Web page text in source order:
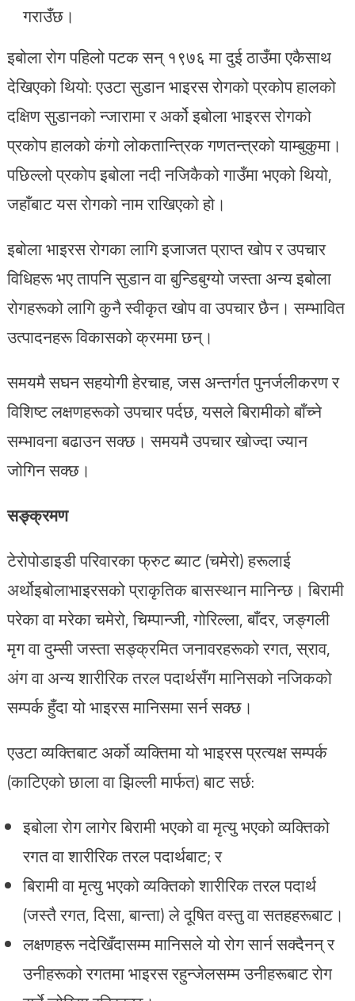
गराउँछ।
इबोला रोग पहिलो पटक सन् १९७६ मा दुई ठाउँमा एकैसाथ
देखिएको थियो: एउटा सुडान भाइरस रोगको प्रकोप हालको
दक्षिण सुडानको न्जारामा र अर्को इबोला भाइरस रोगको
प्रकोप हालको कंगो लोकतान्त्रिक गणतन्त्रको याम्बुकुमा।
पछिल्लो प्रकोप इबोला नदी नजिकैको गाउँमा भएको थियो,
जहाँबाट यस रोगको नाम राखिएको हो।
इबोला भाइरस रोगका लागि इजाजत प्राप्त खोप र उपचार
विधिहरू भए तापनि सुडान वा बुन्डिबुग्यो जस्ता अन्य इबोला
रोगहरूको लागि कुनै स्वीकृत खोप वा उपचार छैन। सम्भावित
उत्पादनहरू विकासको क्रममा छन्।
समयमै सघन सहयोगी हेरचाह, जस अन्तर्गत पुनर्जलीकरण र
विशिष्ट लक्षणहरूको उपचार पर्दछ, यसले बिरामीको बाँच्ने
सम्भावना बढाउन सक्छ। समयमै उपचार खोज्दा ज्यान
जोगिन सक्छ।
सङ्क्रमण
टेरोपोडाइडी परिवारका फ्रुट ब्याट (चमेरो) हरूलाई
अर्थोइबोलाभाइरसको प्राकृतिक बासस्थान मानिन्छ। बिरामी
परेका वा मरेका चमेरो, चिम्पान्जी, गोरिल्ला, बाँदर, जङ्गली
मृग वा दुम्सी जस्ता सङ्क्रमित जनावरहरूको रगत, स्राव,
अंग वा अन्य शारीरिक तरल पदार्थसँग मानिसको नजिकको
सम्पर्क हुँदा यो भाइरस मानिसमा सर्न सक्छ।
एउटा व्यक्तिबाट अर्को व्यक्तिमा यो भाइरस प्रत्यक्ष सम्पर्क
(काटिएको छाला वा झिल्ली मार्फत) बाट सर्छ:
इबोला रोग लागेर बिरामी भएको वा मृत्यु भएको व्यक्तिको
रगत वा शारीरिक तरल पदार्थबाट; र
बिरामी वा मृत्यु भएको व्यक्तिको शारीरिक तरल पदार्थ
(जस्तै रगत, दिसा, बान्ता) ले दूषित वस्तु वा सतहहरूबाट।
लक्षणहरू नदेखिँदासम्म मानिसले यो रोग सार्न सक्दैनन् र
उनीहरूको रगतमा भाइरस रहुन्जेलसम्म उनीहरूबाट रोग